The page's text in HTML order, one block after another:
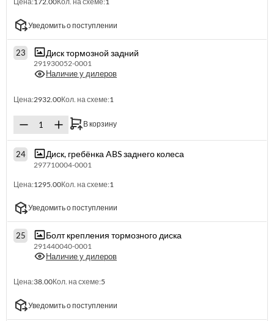
Уведомить о поступлении
23 Диск тормозной задний
291930052-0001
Наличие у дилеров
Цена:2932.00Кол. на схеме:1
В корзину
24 Диск, гребёнка ABS заднего колеса
297710004-0001
Цена:1295.00Кол. на схеме:1
Уведомить о поступлении
25 Болт крепления тормозного диска
291440040-0001
Наличие у дилеров
Цена:38.00Кол. на схеме:5
Уведомить о поступлении